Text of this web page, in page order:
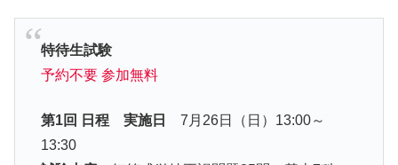
特待生試験
予約不要 参加無料
第1回 日程 実施日
7月26日（日）13:00～
13:30